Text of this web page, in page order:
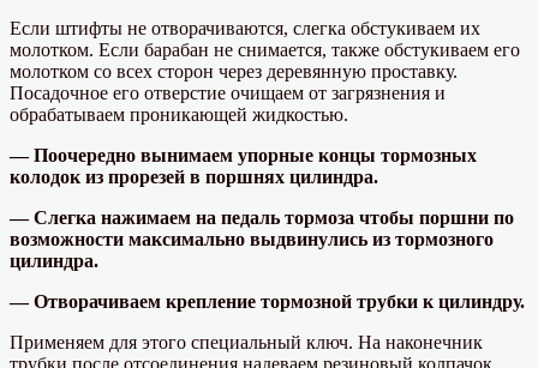
Если штифты не отворачиваются, слегка обстукиваем их
молотком. Если барабан не снимается, также обстукиваем его
молотком со всех сторон через деревянную проставку.
Посадочное его отверстие очищаем от загрязнения и
обрабатываем проникающей жидкостью.
— Поочередно вынимаем упорные концы тормозных
колодок из прорезей в поршнях цилиндра.
— Слегка нажимаем на педаль тормоза чтобы поршни по
возможности максимально выдвинулись из тормозного
цилиндра.
— Отворачиваем крепление тормозной трубки к цилиндру.
Применяем для этого специальный ключ. На наконечник
трубки после отсоединения надеваем резиновый колпачок,